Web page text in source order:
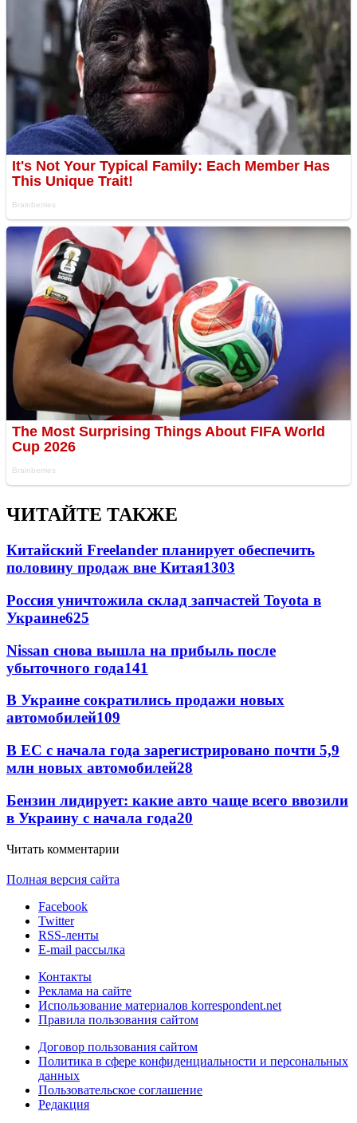
ЧИТАЙТЕ ТАКЖЕ
Китайский Freelander планирует обеспечить
половину продаж вне Китая1303
Россия уничтожила склад запчастей Toyota в
Украине625
Nissan снова вышла на прибыль после
убыточного года141
В Украине сократились продажи новых
автомобилей109
В ЕС с начала года зарегистрировано почти 5,9
млн новых автомобилей28
Бензин лидирует: какие авто чаще всего ввозили
в Украину с начала года20
Читать комментарии
Полная версия сайта
Facebook
Twitter
RSS-ленты
E-mail рассылка
Контакты
Реклама на сайте
Использование материалов korrespondent.net
Правила пользования сайтом
Договор пользования сайтом
Политика в сфере конфиденциальности и персональных
данных
Пользовательское соглашение
Редакция